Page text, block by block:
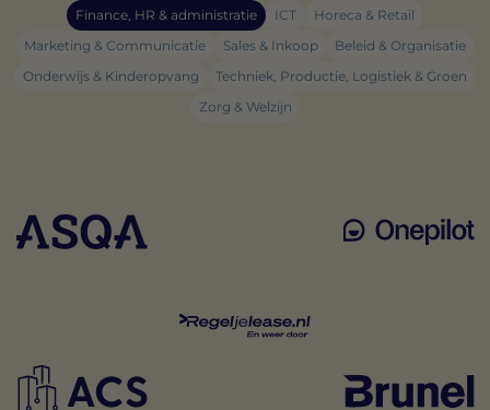
Finance, HR & administratie ICT
Horeca & Retail
Marketing & Communicatie
Sales & Inkoop
Beleid & Organisatie
Onderwijs & Kinderopvang
Techniek, Productie, Logistiek & Groen
Zorg & Welzijn